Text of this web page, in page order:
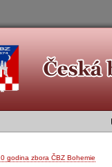
godina zbora ČBZ Bohemie